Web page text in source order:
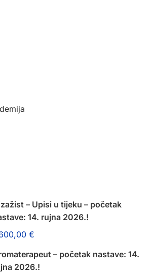
– Upisi u tijeku – početak
14. rujna 2026.!
€
– početak nastave: 14.
2026.!